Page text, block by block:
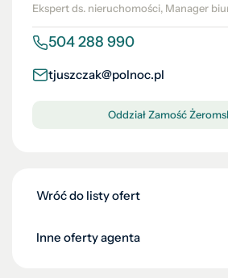
Ekspert ds. nieruchomości, Manager
504 288 990
tjuszczak@polnoc.pl
Oddział Zamość
Wróć do listy ofert
Inne oferty agenta